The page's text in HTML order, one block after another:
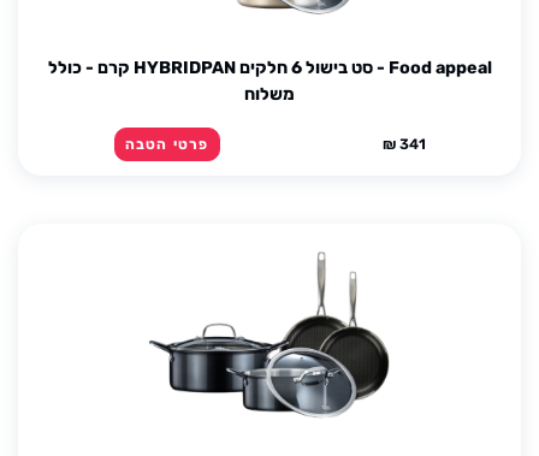
Food appeal - סט בישול 6 חלקים HYBRIDPAN קרם - כולל
משלוח
341 ₪ פרטי הטבה